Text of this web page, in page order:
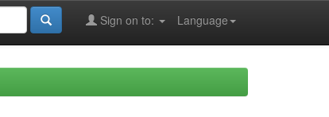
Language
Sign on to: